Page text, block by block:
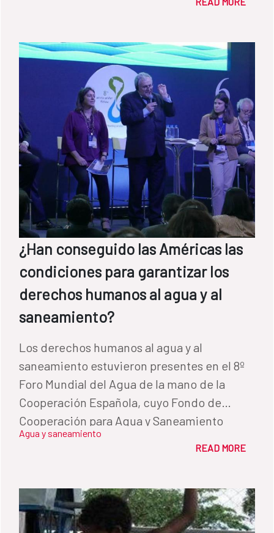
¿Han conseguido las Américas las
condiciones para garantizar los
derechos humanos al agua y al
saneamiento?
Los derechos humanos al agua y al
saneamiento estuvieron presentes en el 8º
Foro Mundial del Agua de la mano de la
Cooperación Española, cuyo Fondo de
Cooperación para Agua y Saneamiento
coorganizó una sesión sobre esta temática
Agua y saneamiento
READ MORE